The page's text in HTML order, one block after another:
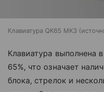
Клавиатура QK65 MK3
Клавиатура выполнена
65%, что означает
блока, стрелок и